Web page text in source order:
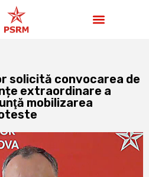
solicită convocarea de
extraordinare a
mobilizarea